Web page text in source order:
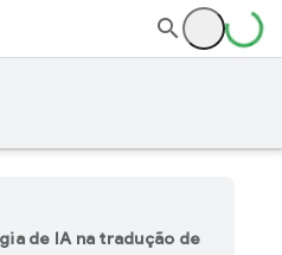
de IA na tradução de